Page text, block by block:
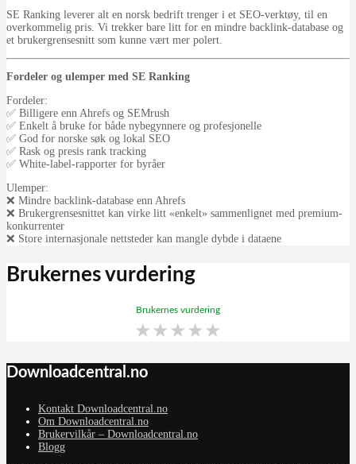
SE Ranking leverer alt en norsk bedrift trenger i et SEO-verktøy, til en
overkommelig pris. Vi trekker bare litt for en mindre backlink-database og
et brukergrensesnitt som kunne vært mer polert.
Fordeler og ulemper med SE Ranking
Fordeler:
✅ Billigere enn Ahrefs og SEMrush
✅ Enkelt å bruke for både nybegynnere og profesjonelle
✅ God for norske søk og lokal SEO
✅ Rask og presis rank tracking
✅ White-label-rapporter for byråer
Ulemper:
❌ Mindre backlink-database enn Ahrefs
❌ Brukergrensesnittet kan virke litt «enkelt» sammenlignet med premium-
konkurrenter
❌ Store internasjonale nettsteder kan mangle dybde i dataene
Brukernes vurdering
Brukernes vurdering
★★★★★
Downloadcentral.no
Kontakt Downloadcentral.no
Om Downloadcentral.no
Brukervilkår – Downloadcentral.no
Blogg